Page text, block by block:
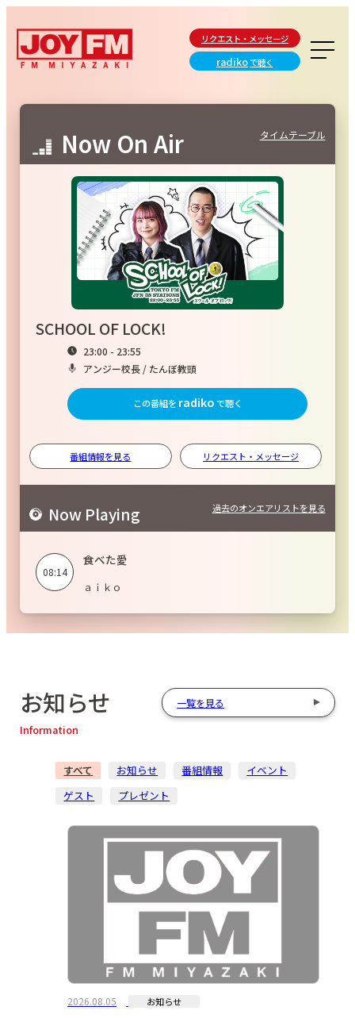
リクエスト・メッセージ
radiko で聴く
Now On Air タイムテーブル
SCHOOL OF LOCK!
23:00 - 23:55
アンジー校長 / たんぼ教頭
この番組を radiko で聴く
番組情報を見る リクエスト・メッセージ
Now Playing 過去のオンエアリストを見る
08:14
食べた愛
ａｉｋｏ
お知らせ
Information
すべて お知らせ 番組情報
イベント
ゲスト
プレゼント
一覧を見る
2026.08.05 お知らせ